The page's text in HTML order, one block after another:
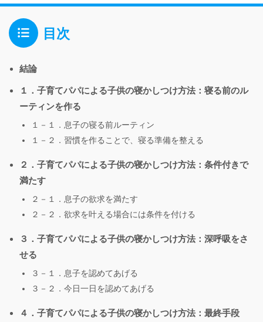
目次
結論
１．子育てパパによる子供の寝かしつけ方法：寝る前のル
ーティンを作る
１－１．息子の寝る前ルーティン
１－２．習慣を作ることで、寝る準備を整える
２．子育てパパによる子供の寝かしつけ方法：条件付きで
満たす
２－１．息子の欲求を満たす
２－２．欲求を叶える場合には条件を付ける
３．子育てパパによる子供の寝かしつけ方法：深呼吸をさ
せる
３－１．息子を認めてあげる
３－２．今日一日を認めてあげる
４．子育てパパによる子供の寝かしつけ方法：最終手段